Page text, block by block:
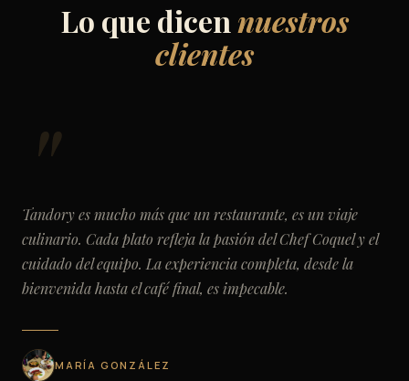
Lo que dicen nuestros
clientes
Tandory es mucho más que un restaurante, es un viaje
culinario. Cada plato refleja la pasión del Chef Coquel y el
cuidado del equipo. La experiencia completa, desde la
bienvenida hasta el café final, es impecable.
MARÍA GONZÁLEZ